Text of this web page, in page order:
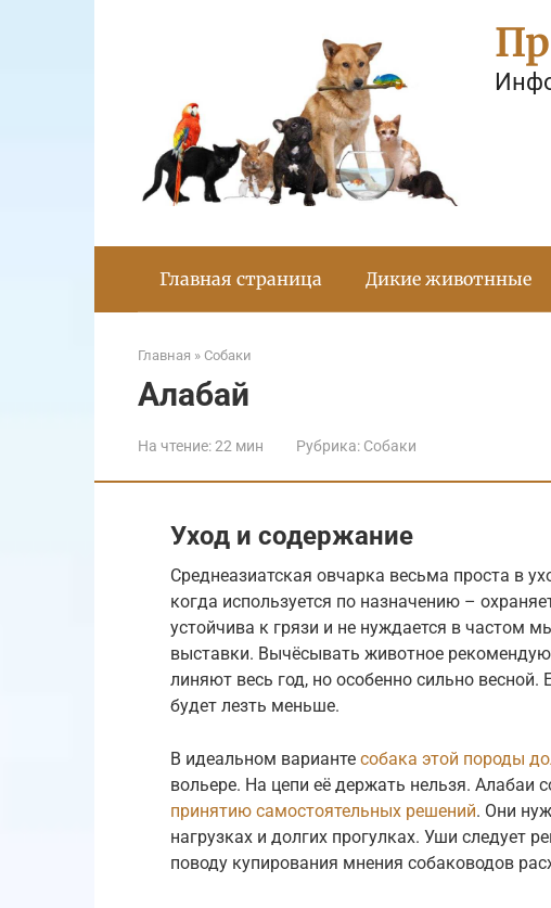
Главная страница Дикие животнные
Главная » Собаки
Алабай
На чтение:22 мин Рубрика: Собаки
Уход и содержание
Среднеазиатская овчарка весьма проста в
когда используется по назначению –
устойчива к грязи и не нуждается в частом
выставки. Вычёсывать животное
линяют весь год, но особенно сильно
будет лезть меньше.
В идеальном варианте собака этой породы
вольере. На цепи её держать нельзя.
принятию самостоятельных решений. Они
нагрузках и долгих прогулках. Уши следует
поводу купирования мнения собаководов